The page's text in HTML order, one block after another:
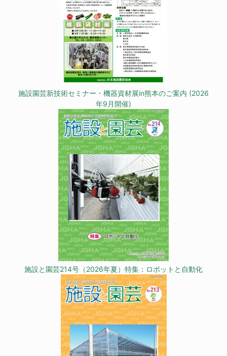
施設園芸新技術セミナー・機器資材展in熊本のご案内 (2026
年9月開催)
施設と園芸214号（2026年夏）特集：ロボットと自動化